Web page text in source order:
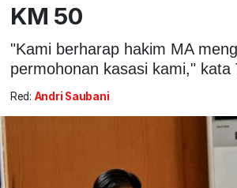
KM 50
"Kami berharap hakim MA
permohonan kasasi kami," kata
Red: Andri Saubani